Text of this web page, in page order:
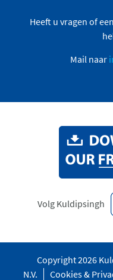
Heeft u vragen of
Mail naar
Volg Kuldipsingh
Copyright 2026
N.V.
Cookies &